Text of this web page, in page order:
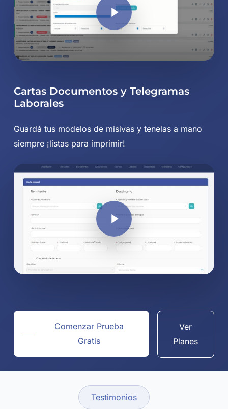
Play Video
Play Video
Cartas Documentos y Telegramas
Laborales
Guardá tus modelos de misivas y tenelas a mano
siempre ¡listas para imprimir!
Comenzar Prueba
Gratis
Ver
Planes
Testimonios